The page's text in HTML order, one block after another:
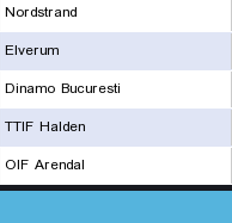
Nordstrand
Elverum
Dinamo Bucuresti
TTIF Halden
OIF Arendal